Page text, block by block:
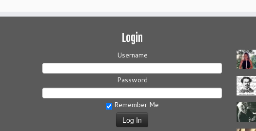
Login
Username
Password
Remember Me